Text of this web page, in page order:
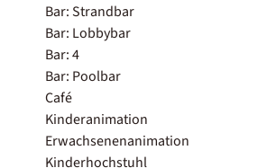
Bar: Strandbar
Bar: Lobbybar
Bar: 4
Bar: Poolbar
Café
Kinderanimation
Erwachsenenanimation
Kinderhochstuhl